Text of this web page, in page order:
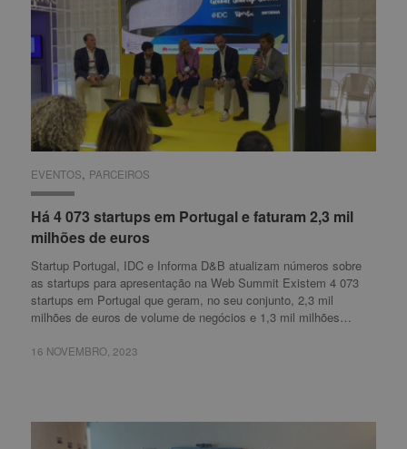
EVENTOS, PARCEIROS
Há 4 073 startups em Portugal e faturam 2,3 mil
milhões de euros
Startup Portugal, IDC e Informa D&B atualizam números sobre
as startups para apresentação na Web Summit Existem 4 073
startups em Portugal que geram, no seu conjunto, 2,3 mil
milhões de euros de volume de negócios e 1,3 mil milhões…
16 NOVEMBRO, 2023
EVENTOS PARCEIROS
Há 4 073 startups em Portugal e faturam 2,3 mil
milhões de euros
16 NOVEMBRO, 2023